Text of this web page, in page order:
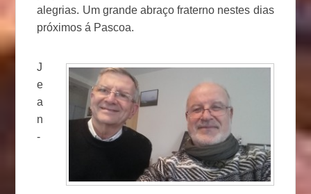
alegrias. Um grande abraço fraterno nestes dias
próximos á Pascoa.
J
e
a
n
-